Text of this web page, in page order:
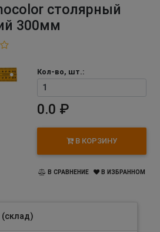
столярный
300мм
Кол-во, шт.:
0.0 ₽
В КОРЗИНУ
В СРАВНЕНИЕ В ИЗБРАННОМ